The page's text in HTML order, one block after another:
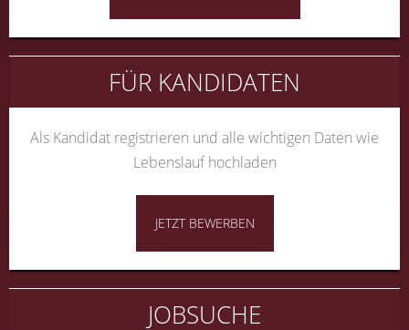
FÜR KANDIDATEN
Als Kandidat registrieren und alle wichtigen Daten wie
Lebenslauf hochladen
JETZT BEWERBEN
JOBSUCHE